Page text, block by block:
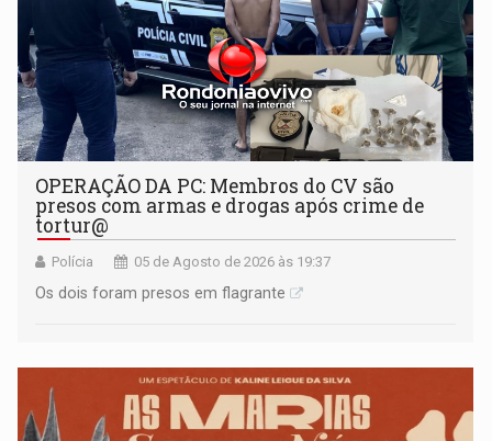
OPERAÇÃO DA PC: Membros do CV são
presos com armas e drogas após crime de
tortur@
Polícia 05 de Agosto de 2026 às 19:37
Os dois foram presos em flagrante